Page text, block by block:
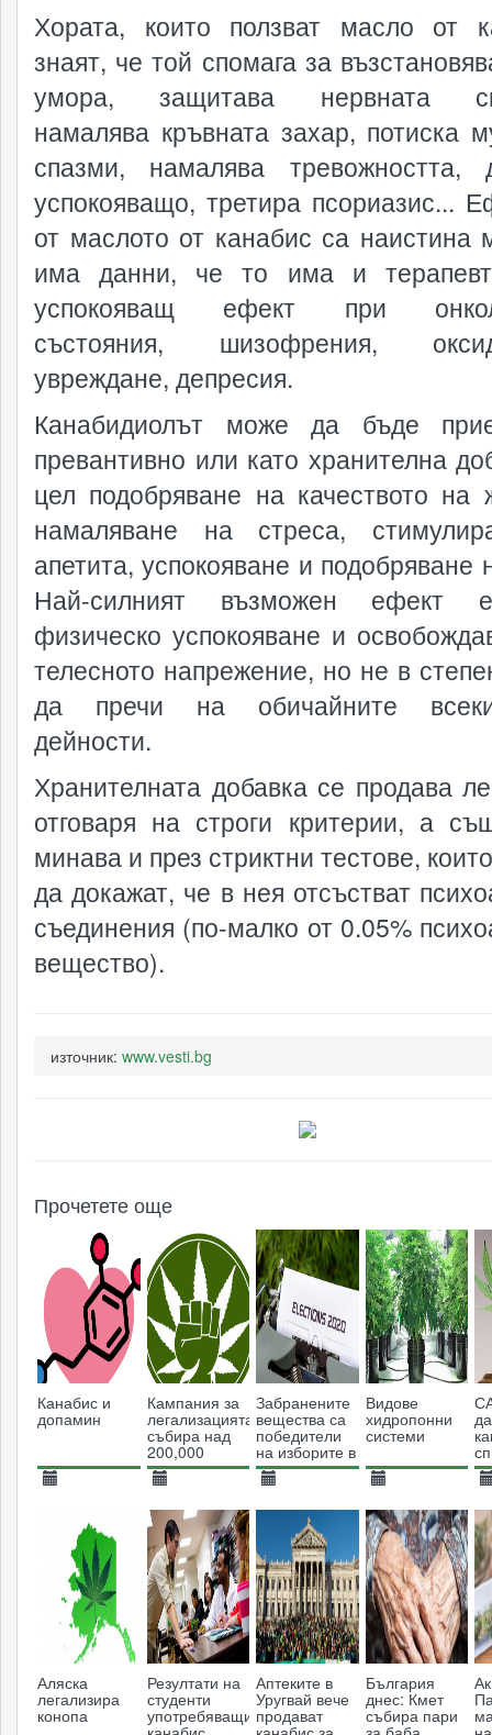
Хората, които ползват масло от
знаят, че той спомага за
умора, защитава нервната
намалява кръвната захар, потиска
спазми, намалява тревожността,
успокояващо, третира псориазис...
от маслото от канабис са наистина
има данни, че то има и
успокояващ ефект при
състояния, шизофрения,
увреждане, депресия.
Канабидиолът може да бъде
превантивно или като хранителна
цел подобряване на качеството на
намаляване на стреса,
апетита, успокояване и подобряване
Най-силният възможен ефект
физическо успокояване и
телесното напрежение, но не в
да пречи на обичайните
дейности.
Хранителната добавка се продава
отговаря на строги критерии, а
минава и през стриктни тестове,
да докажат, че в нея отсъстват
съединения (по-малко от 0.05%
вещество).
източник: www.vesti.bg
Прочетете още
Канабис и
допамин
13430
Кампания за
легализацията
събира над
200,000
подписа
7457
Забранените
вещества са
победители
на изборите в
САЩ
Видове
хидропонни
системи
13608
Аляска
легализира
конопа
Резултати на
студенти
употребяващи
Аптеките в
Уругвай вече
продават
България
днес: Кмет
събира пари